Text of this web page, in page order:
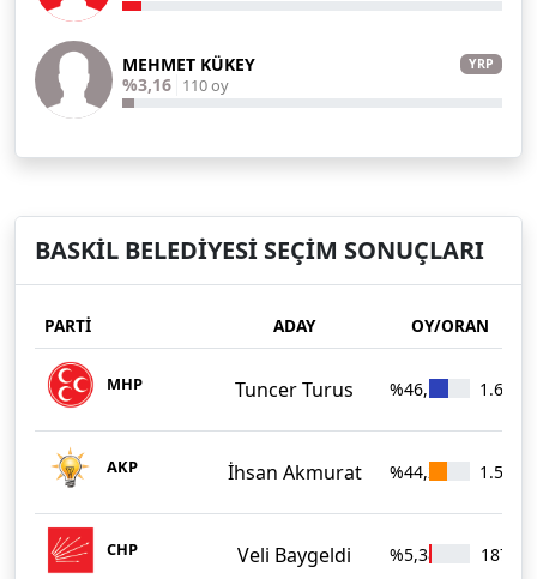
MEHMET KÜKEY YRP
%3,16 110 oy
BASKİL BELEDİYESİ SEÇİM SONUÇLARI
PARTİ ADAY OY/ORAN
MHP Tuncer Turus %46,12 1.604
AKP İhsan Akmurat %44,25 1.539
CHP Veli Baygeldi %5,38 187